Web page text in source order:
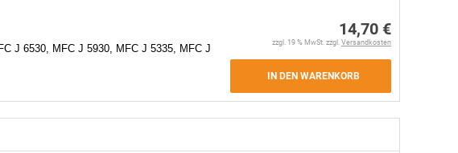
J 6530, MFC J 5930, MFC J 5335, MFC J
14,70 €
zzgl. 19 % MwSt. zzgl. Versandkosten
IN DEN WARENKORB